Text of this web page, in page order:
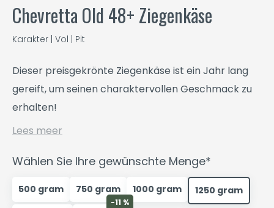
Chevretta Old 48+ Ziegenkäse
Karakter | Vol | Pit
Dieser preisgekrönte Ziegenkäse ist ein Jahr lang
gereift, um seinen charaktervollen Geschmack zu
erhalten!
Lees meer
Wählen Sie Ihre gewünschte Menge*
500 gram 750 gram 1000 gram 1250 gram
-11 %